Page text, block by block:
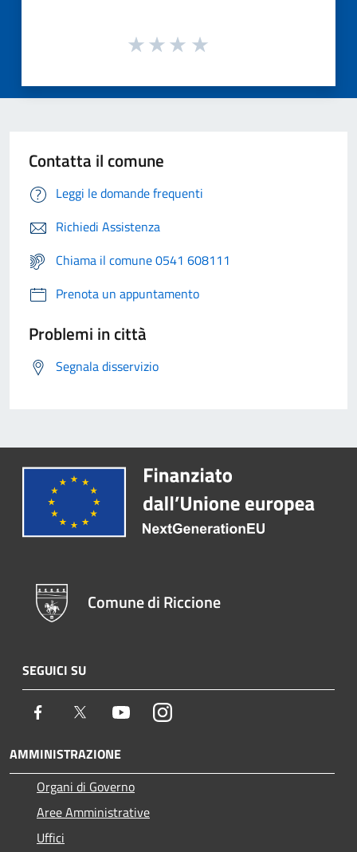
Contatta il comune
Leggi le domande frequenti
Richiedi Assistenza
Chiama il comune 0541 608111
Prenota un appuntamento
Problemi in città
Segnala disservizio
Comune di Riccione
SEGUICI SU
Facebook Twitter YoutubeInstagram
AMMINISTRAZIONE
Organi di Governo
Aree Amministrative
Uffici